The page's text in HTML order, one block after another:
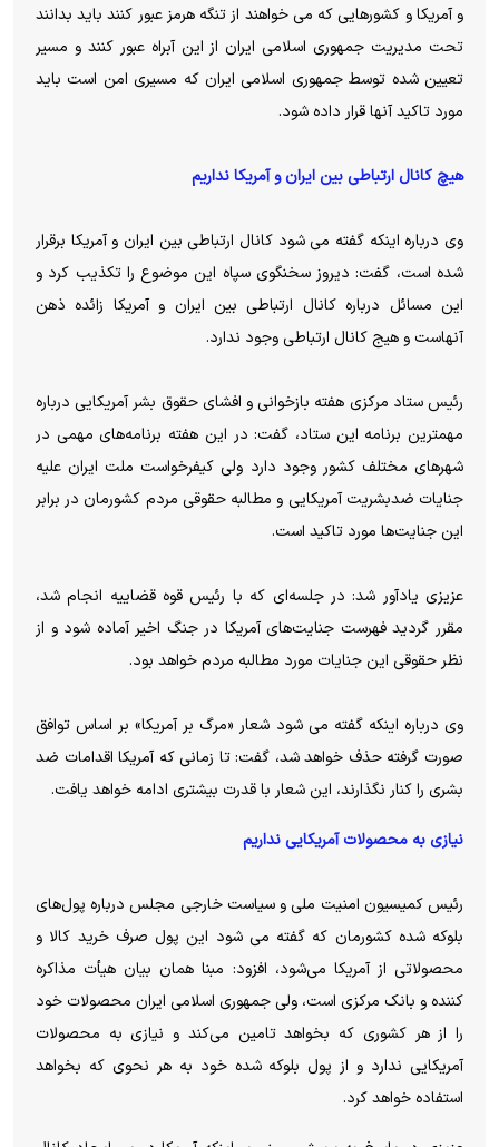
و آمریکا و کشورهایی که می خواهند از تنگه هرمز عبور کنند باید بدانند
تحت مدیریت جمهوری اسلامی ایران از این آبراه عبور کنند و مسیر
تعیین شده توسط جمهوری اسلامی ایران که مسیری امن است باید
مورد تاکید آنها قرار داده شود.
هیچ کانال ارتباطی بین ایران و آمریکا نداریم
وی درباره اینکه گفته می شود کانال ارتباطی بین ایران و آمریکا برقرار
شده است، گفت: دیروز سخنگوی سپاه این موضوع را تکذیب کرد و
این مسائل درباره کانال ارتباطی بین ایران و آمریکا زائده ذهن
آنهاست و هیج کانال ارتباطی وجود ندارد.
رئیس ستاد مرکزی هفته بازخوانی و افشای حقوق بشر آمریکایی درباره
مهمترین برنامه این ستاد، گفت: در این هفته برنامه‌های مهمی در
شهرهای مختلف کشور وجود دارد ولی کیفرخواست ملت ایران علیه
جنایات ضدبشریت آمریکایی و مطالبه حقوقی مردم کشورمان در برابر
این جنایت‌ها مورد تاکید است.
عزیزی یادآور شد: در جلسه‌ای که با رئیس قوه قضاییه انجام شد،
مقرر گردید فهرست جنایت‌های آمریکا در جنگ اخیر آماده شود و از
نظر حقوقی این جنایات مورد مطالبه مردم خواهد بود.
وی درباره اینکه گفته می شود شعار «مرگ بر آمریکا» بر اساس توافق
صورت گرفته حذف خواهد شد، گفت: تا زمانی که آمریکا اقدامات ضد
بشری را کنار نگذارند، این شعار با قدرت بیشتری ادامه خواهد یافت.
نیازی به محصولات آمریکایی نداریم
رئیس کمیسیون امنیت ملی و سیاست خارجی مجلس درباره پول‌های
بلوکه شده کشورمان که گفته می شود این پول صرف خرید کالا و
محصولاتی از آمریکا می‌شود، افزود: مبنا همان بیان هیأت مذاکره
کننده و بانک مرکزی است، ولی جمهوری اسلامی ایران محصولات خود
را از هر کشوری که بخواهد تامین می‌کند و نیازی به محصولات
آمریکایی ندارد و از پول بلوکه شده خود به هر نحوی که بخواهد
استفاده خواهد کرد.